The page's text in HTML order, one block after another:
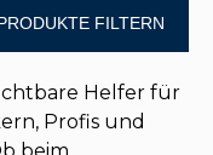
FILTERN
Helfer für
Profis und